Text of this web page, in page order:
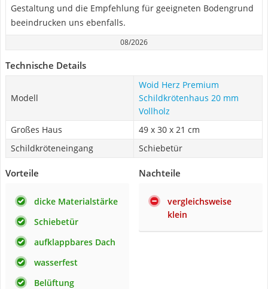
Gestaltung und die Empfehlung für geeigneten Bodengrund
beeindrucken uns ebenfalls.
08/2026
Technische Details
Modell
Woid Herz Premium
Schildkrötenhaus 20 mm
Vollholz
Großes Haus
49 x 30 x 21 cm
Schildkröteneingang
Schiebetür
Vorteile
dicke Materialstärke
Schiebetür
aufklappbares Dach
wasserfest
Belüftung
Nachteile
vergleichsweise
klein